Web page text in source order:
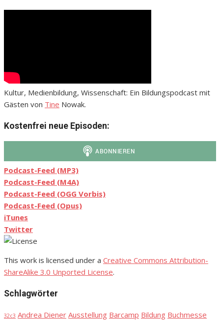
Kultur, Medienbildung, Wissenschaft: Ein Bildungspodcast mit
Gästen von Tine Nowak.
Kostenfrei neue Episoden:
Podcast-Feed (MP3)
Podcast-Feed (M4A)
Podcast-Feed (OGG Vorbis)
Podcast-Feed (Opus)
iTunes
Twitter
This work is licensed under a Creative Commons Attribution-
ShareAlike 3.0 Unported License.
Schlagwörter
32c3 Andrea Diener Ausstellung Barcamp Bildung Buchmesse